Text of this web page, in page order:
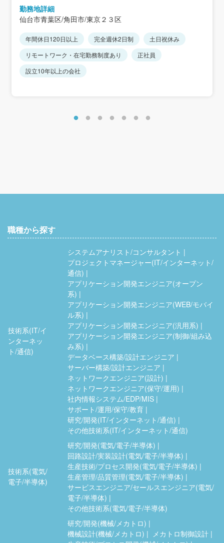
勤務地詳細
仙台市青葉区/角田市/東京２３区
年間休日120日以上 完全週休2日制
土日祝休み
リモートワーク・在宅勤務制度あり
正社員
設立10年以上の会社
職種から探す
技術系(IT/イ
ンターネッ
ト/通信)
システムアナリスト/コンサルタント
プロジェクトマネージャー(IT/インターネット/
通信)
アプリケーション開発エンジニア(オープン
系)
アプリケーション開発エンジニア(WEB/モバイ
ル系)
アプリケーション開発エンジニア(汎用系)
アプリケーション開発エンジニア(制御/組み込
み系)
データベース構築/設計エンジニア
サーバー構築/設計エンジニア
ネットワークエンジニア(設計)
ネットワークエンジニア(保守/運用)
社内情報システム/EDP/MIS
サポート/運用/保守/教育
研究/開発(IT/インターネット/通信)
その他技術系(IT/インターネット/通信)
技術系(電気/
電子/半導体)
研究/開発(電気/電子/半導体)
回路設計/実装設計(電気/電子/半導体)
生産技術/プロセス開発(電気/電子/半導体)
生産管理/品質管理(電気/電子/半導体)
サービスエンジニア/セールスエンジニア(電気/
電子/半導体)
その他技術系(電気/電子/半導体)
研究/開発(機械/メカトロ)
機械設計(機械/メカトロ)
メカトロ制御設計